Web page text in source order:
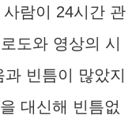
람이 24시간 관
도와 영상의 시
빈틈이 많았지
대신해 빈틈없